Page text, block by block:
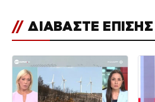
// ΔΙΑΒΑΣΤΕ ΕΠΙΣΗΣ